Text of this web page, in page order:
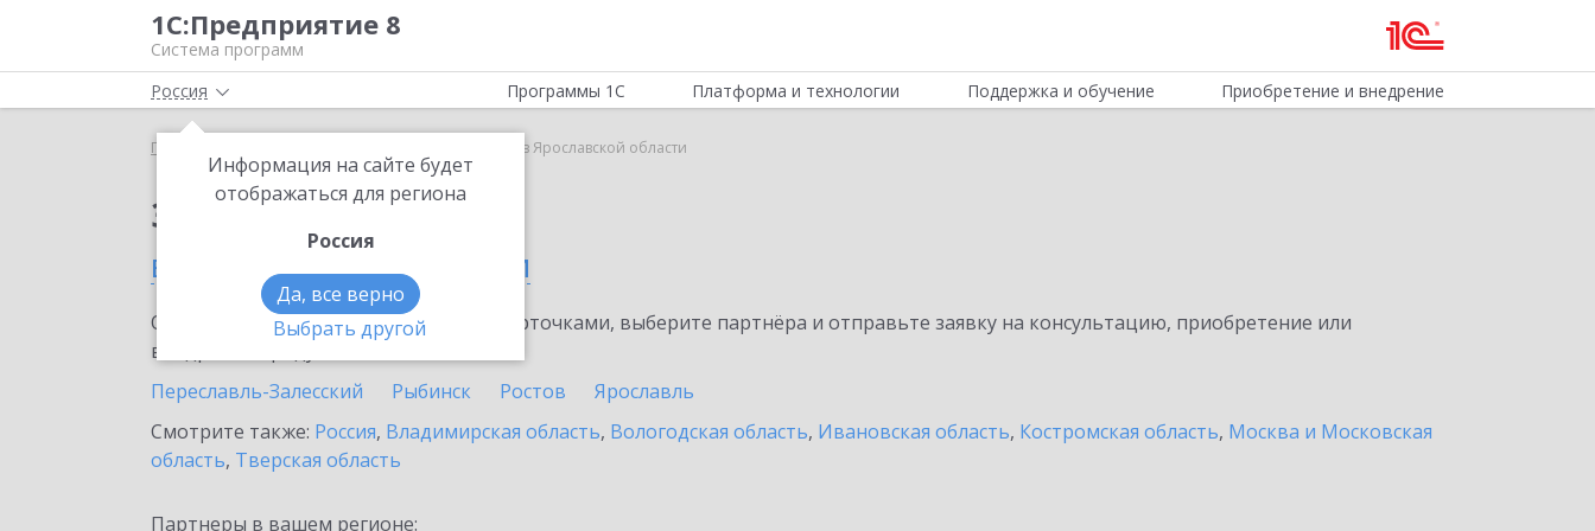
1С:Предприятие 8
Система программ
Россия
Информация на сайте будет
отображаться для региона
Россия
Да, все верно
Выбрать другой
Программы 1С Платформа и технологии Поддержка и обучение Приобретение и внедрение
Главная 1С:Кредит в Ярославской области
Заказать 1С:Кредит
в Ярославской области
Ознакомьтесь с информационными карточками, выберите партнёра и отправьте заявку на консультацию, приобретение или
внедрение продукта.
Переславль-Залесский
Рыбинск Ростов
Ярославль
Смотрите также: Россия, Владимирская область, Вологодская область, Ивановская область, Костромская область, Москва и Московская
область, Тверская область
Партнеры в вашем регионе: